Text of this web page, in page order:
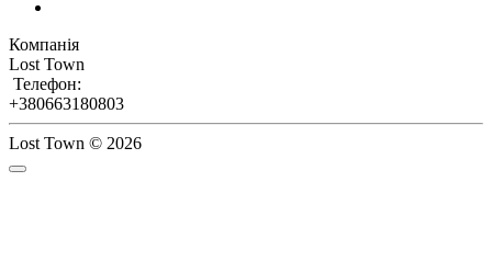
Компанія
Lost Town
Телефон:
+380663180803
Lost Town © 2026